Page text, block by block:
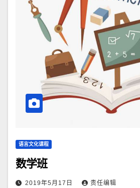
语言文化课程
数学班
2019年5月17日 责任编辑